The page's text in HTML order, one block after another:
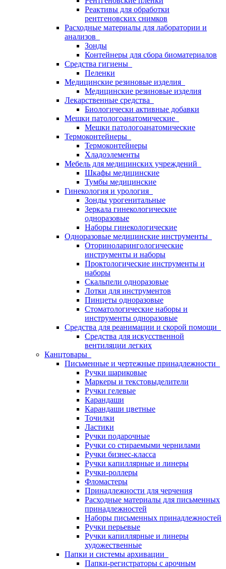
Реактивы для обработки
рентгеновских снимков
Расходные материалы для лаборатории и
анализов
Зонды
Контейнеры для сбора биоматериалов
Средства гигиены
Пеленки
Медицинские резиновые изделия
Медицинские резиновые изделия
Лекарственные средства
Биологически активные добавки
Мешки патологоанатомические
Мешки патологоанатомические
Термоконтейнеры
Термоконтейнеры
Хладоэлементы
Мебель для медицинских учреждений
Шкафы медицинские
Тумбы медицинские
Гинекология и урология
Зонды урогенитальные
Зеркала гинекологические
одноразовые
Наборы гинекологические
Одноразовые медицинские инструменты
Оториноларингологические
инструменты и наборы
Проктологические инструменты и
наборы
Скальпели одноразовые
Лотки для инструментов
Пинцеты одноразовые
Стоматологические наборы и
инструменты одноразовые
Средства для реанимации и скорой помощи
Средства для искусственной
вентиляции легких
Канцтовары
Письменные и чертежные принадлежности
Ручки шариковые
Маркеры и текстовыделители
Ручки гелевые
Карандаши
Карандаши цветные
Точилки
Ластики
Ручки подарочные
Ручки со стираемыми чернилами
Ручки бизнес-класса
Ручки капиллярные и линеры
Ручки-роллеры
Фломастеры
Принадлежности для черчения
Расходные материалы для письменных
принадлежностей
Наборы письменных принадлежностей
Ручки перьевые
Ручки капиллярные и линеры
художественные
Папки и системы архивации
Папки-регистраторы с арочным